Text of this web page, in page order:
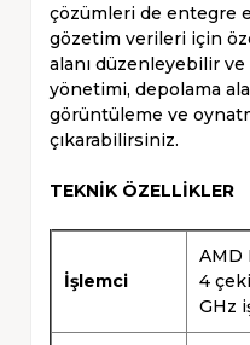
çözümleri de entegre
gözetim verileri için
alanı düzenleyebilir
yönetimi, depolama
görüntüleme ve
çıkarabilirsiniz.
TEKNİK ÖZELLİKLER
İşlemci
AMD
4
GHz